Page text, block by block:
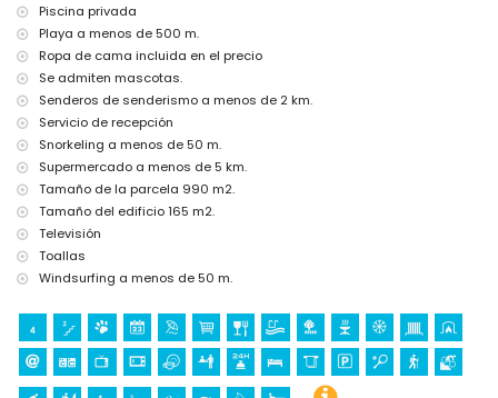
paseo marítimo (El Arenal y Jávea) (a menos de 5 kilómetros de la
casa)
Lugares de interés y cultura en Jávea, Costa Blanca
Jávea), ruina (Molinos de Viento, Jávea), monumento (Pueblo de
Jávea, Jávea), edificio arquitectónico (Pueblo de Jávea, Jávea), lugar
histórico (Pueblo de Jávea y Jávea) (a menos de 10 kilómetros del
alojamiento)
castillo (Portal de la Vila y Denia) (a menos de 25 kilómetros del
alojamiento)
Deportes
ciclismo, canoa, kayak, buceo, snorkel, windsurf y esquí acuático (a
menos de 1000 metros de la villa)
kilómetros de la villa)
equitación, pesca y surf (a menos de 10 kilómetros de la villa)
Piscina privada
Playa a menos de 500 m.
Ropa de cama incluida en el precio
Se admiten mascotas.
Senderos de senderismo a menos de 2 km.
Servicio de recepción
Snorkeling a menos de 50 m.
Supermercado a menos de 5 km.
Tamaño de la parcela 990 m2.
Tamaño del edificio 165 m2.
Televisión
Toallas
Windsurfing a menos de 50 m.